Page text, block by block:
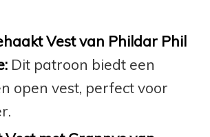
Vest van Phildar Phil
Dit patroon biedt een
open vest, perfect voor